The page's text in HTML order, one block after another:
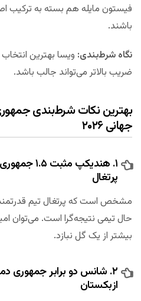
فیستون مایله هم بسته به ترکیب
باشند.
نگاه شرط‌بندی: ویسا بهترین
ضریب بالاتر می‌تواند جالب باشد.
بهترین نکات شرط‌بندی
جهانی ۲۰۲۶
۱. هندیکپ
پرتغال
مشخص است که پرتغال تیم
حال تیمی نتیجه‌گرا است. می‌توان
بیشتر از یک گل نبازد.
۲. شانس دو برابر جمهوری
ازبکستان